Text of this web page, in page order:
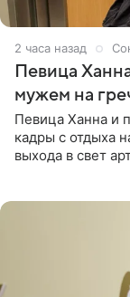
2 часа назад
Певица
мужем на
Певица Ханна и
кадры с отдыха
выхода в свет